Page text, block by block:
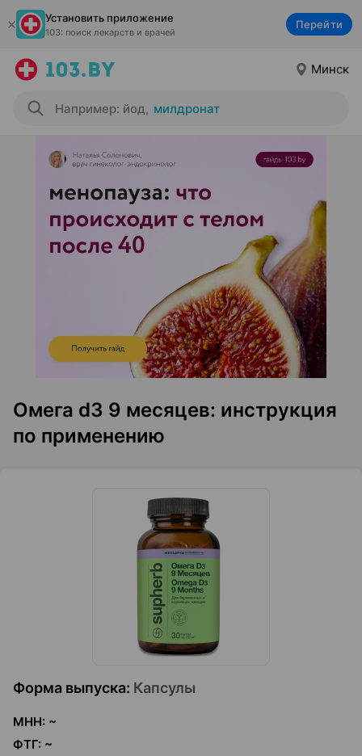
Установить приложение
103: поиск лекарств и врачей
Перейти
Минск
Например: йод, милдронат
Омега d3 9 месяцев: инструкция
по применению
Форма выпуска: Капсулы
МНН: ~
ФТГ: ~